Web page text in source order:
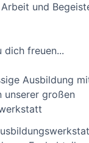
und
dich freuen...
Ausbildung
unserer großen